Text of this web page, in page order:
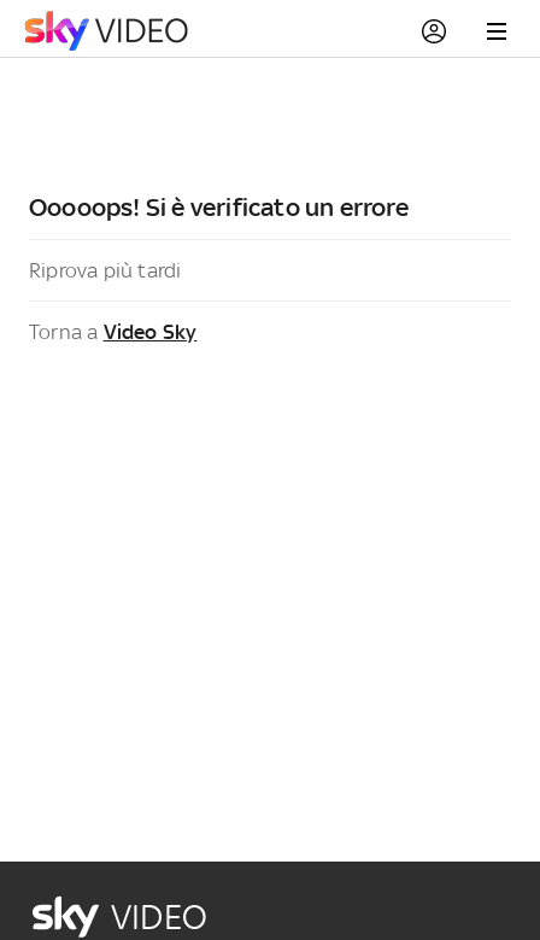
Ooooops! Si è verificato un errore
Riprova più tardi
Torna a Video Sky
VIDEO